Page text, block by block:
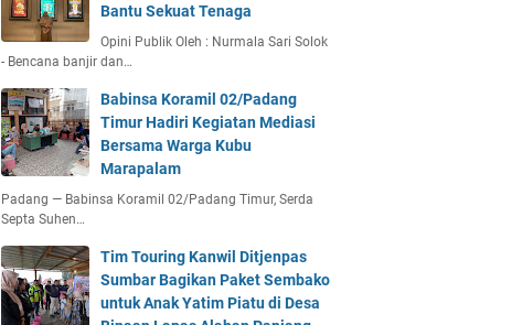
Bantu Sekuat Tenaga
Opini Publik Oleh : Nurmala Sari Solok
- Bencana banjir dan…
Babinsa Koramil 02/Padang
Timur Hadiri Kegiatan Mediasi
Bersama Warga Kubu
Marapalam
Padang — Babinsa Koramil 02/Padang Timur, Serda
Septa Suhen…
Tim Touring Kanwil Ditjenpas
Sumbar Bagikan Paket Sembako
untuk Anak Yatim Piatu di Desa